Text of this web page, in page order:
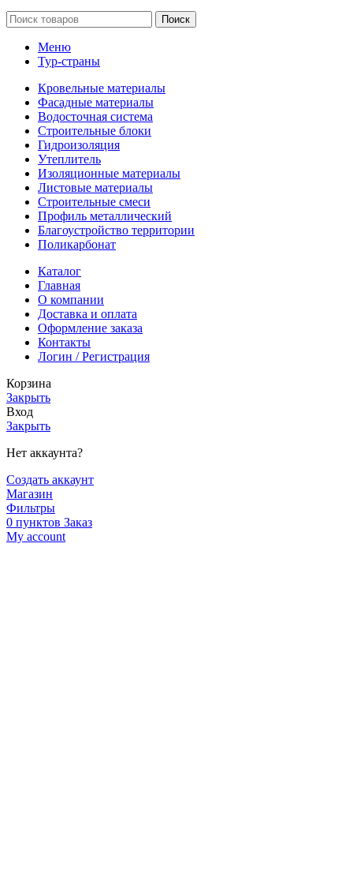
Поиск
Меню
Тур-страны
Кровельные материалы
Фасадные материалы
Водосточная система
Строительные блоки
Гидроизоляция
Утеплитель
Изоляционные материалы
Листовые материалы
Строительные смеси
Профиль металлический
Благоустройство территории
Поликарбонат
Каталог
Главная
О компании
Доставка и оплата
Оформление заказа
Контакты
Логин / Регистрация
Корзина
Закрыть
Вход
Закрыть
Нет аккаунта?
Создать аккаунт
Магазин
Фильтры
0 пунктов Заказ
My account